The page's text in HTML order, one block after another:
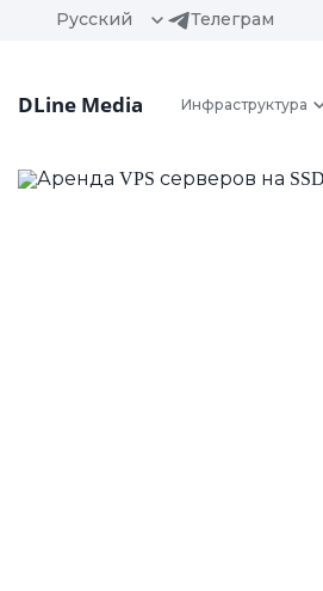
Русский Телеграм
DLine Media Инфраструктура